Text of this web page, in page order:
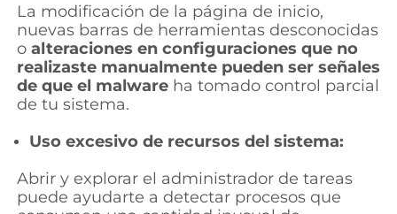
La modificación de la página de inicio,
nuevas barras de herramientas desconocidas
o alteraciones en configuraciones que no
realizaste manualmente pueden ser señales
de que el malware ha tomado control parcial
de tu sistema.
Uso excesivo de recursos del sistema:
Abrir y explorar el administrador de tareas
puede ayudarte a detectar procesos que